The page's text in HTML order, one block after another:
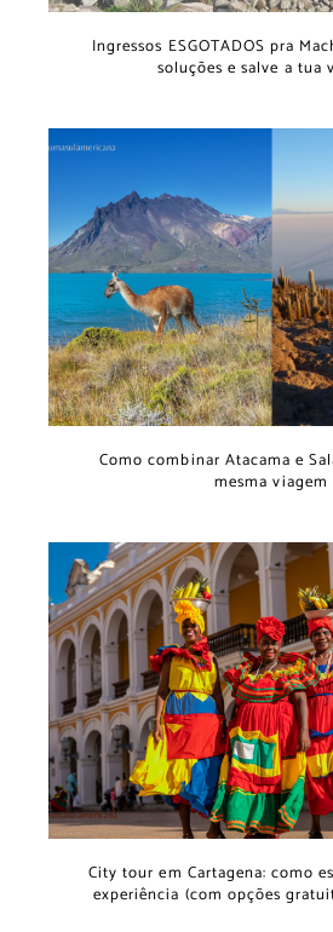
Ingressos ESGOTADOS pra
soluções e salve a tua
Como combinar Atacama e
mesma viagem
City tour em Cartagena: como
experiência (com opções